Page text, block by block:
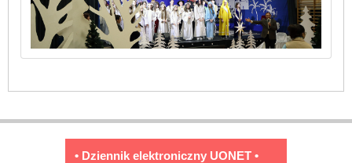
• Dziennik elektroniczny UONET •